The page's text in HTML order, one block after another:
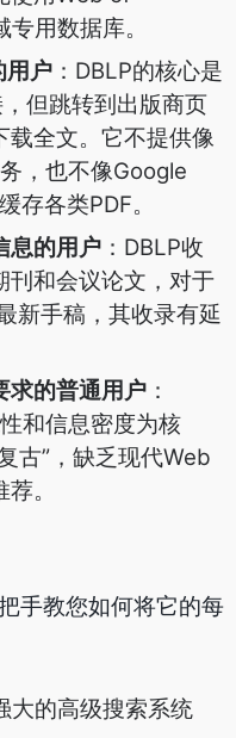
用数据库。
用户 ：DBLP的核心是
但跳转到出版商页
载全文。它不提供像
，也不像Google
存各类PDF。
息的用户 ：DBLP收
刊和会议论文，对于
新手稿，其收录有延
求的普通用户 ：
和信息密度为核
古”，缺乏现代Web
。
手教您如何将它的每
大的高级搜索系统